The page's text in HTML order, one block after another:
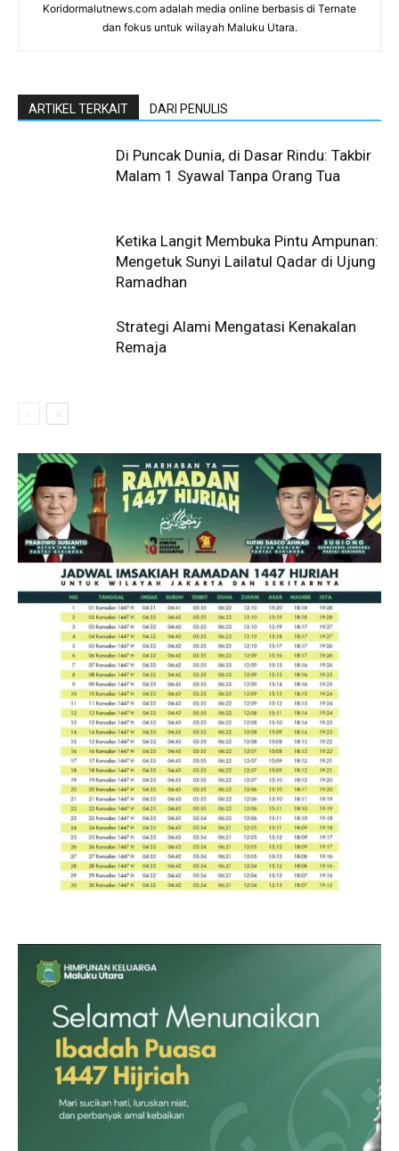
Koridormalutnews.com adalah media online berbasis di Ternate
dan fokus untuk wilayah Maluku Utara.
ARTIKEL TERKAIT DARI PENULIS
Di Puncak Dunia, di Dasar Rindu: Takbir
Malam 1 Syawal Tanpa Orang Tua
Ketika Langit Membuka Pintu Ampunan:
Mengetuk Sunyi Lailatul Qadar di Ujung
Ramadhan
Strategi Alami Mengatasi Kenakalan
Remaja